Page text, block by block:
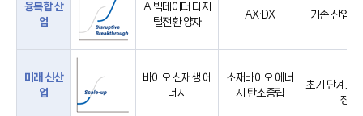
융복합 산
업
AI빅데이터 디지
털전환 양자
AX·DX
기존 산업
미래 신산
업
바이오 신재생 에
너지
소재바이오 에너
지·탄소중립
초기 단계로
장